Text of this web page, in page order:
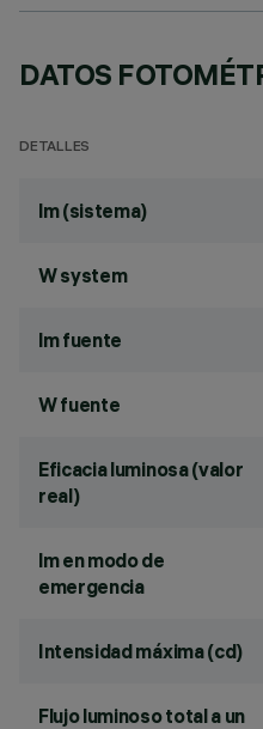
DATOS
DETALLES
lm (sistema)
W system
lm fuente
W fuente
Eficacia luminosa (valor
real)
lm en modo de
emergencia
Intensidad máxima (cd)
Flujo luminoso total a un